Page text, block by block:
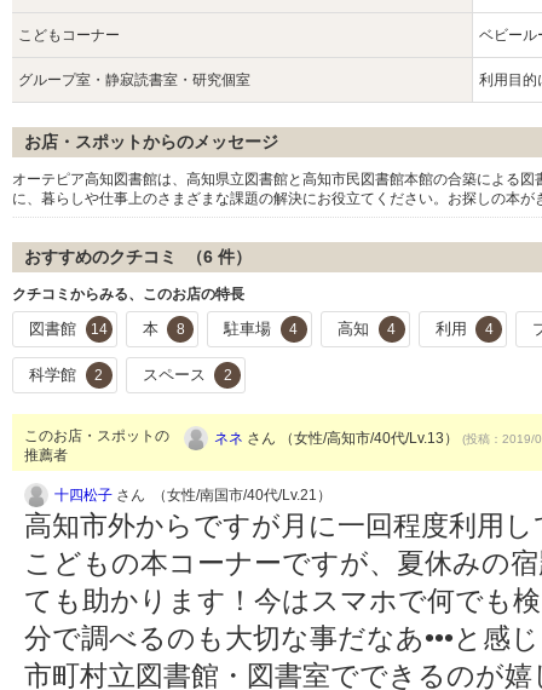
こどもコーナー ベビール
グループ室・静寂読書室・研究個室 利用目的
お店・スポットからのメッセージ
オーテピア高知図書館は、高知県立図書館と高知市民図書館本館の合築による
に、暮らしや仕事上のさまざまな課題の解決にお役立てください。お探しの本が
おすすめのクチコミ （6 件）
クチコミからみる、このお店の特長
図書館 14 本 8 駐車場 4 高知 4 利用 4
科学館 2 スペース 2
このお店・スポットの
推薦者
ネネ さん （女性/高知市/40代/Lv.13） (投稿：2019/
十四松子 さん （女性/南国市/40代/Lv.21）
高知市外からですが月に一回程度利用
こどもの本コーナーですが、夏休みの
ても助かります！今はスマホで何でも
分で調べるのも大切な事だなあ•••と感
市町村立図書館・図書室でできるのが